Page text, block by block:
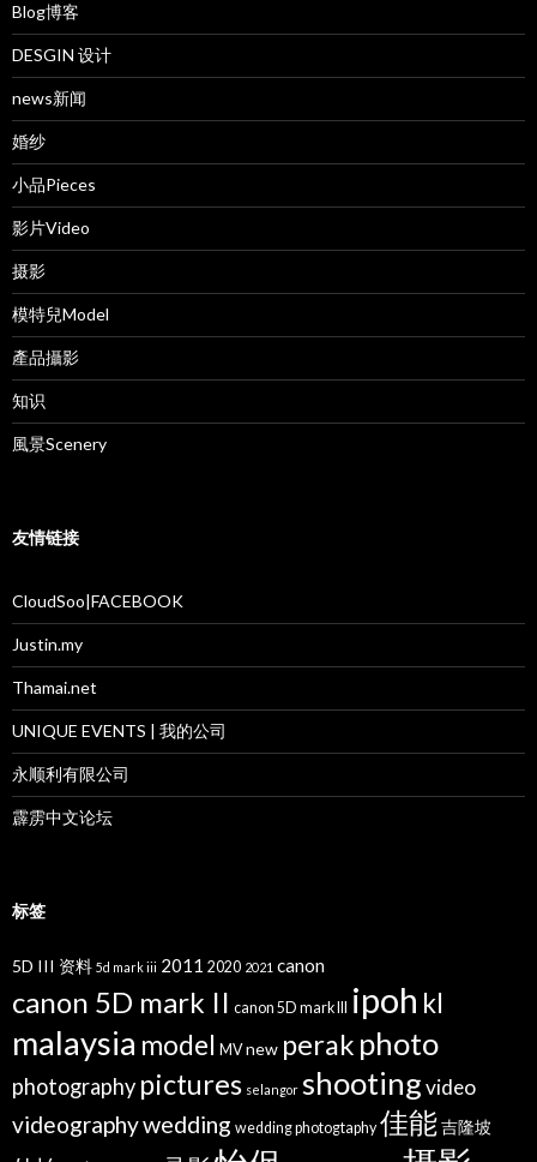
Blog博客
DESGIN 设计
news新闻
婚纱
小品Pieces
影片Video
摄影
模特兒Model
產品攝影
知识
風景Scenery
友情链接
CloudSoo|FACEBOOK
Justin.my
Thamai.net
UNIQUE EVENTS | 我的公司
永顺利有限公司
霹雳中文论坛
标签
5D III 资料 5d mark iii 2011 2020 2021 canon
canon 5D mark II canon 5D mark III ipoh kl
malaysia model MV new perak photo
photography pictures selangor shootingvideo
videographywedding wedding photogtaphy 佳能吉隆坡